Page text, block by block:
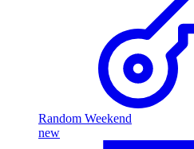
Random Weekend
new